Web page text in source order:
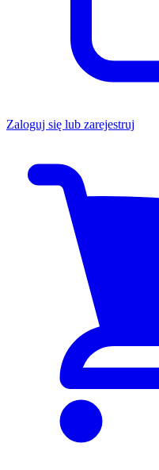
Zaloguj się lub zarejestruj